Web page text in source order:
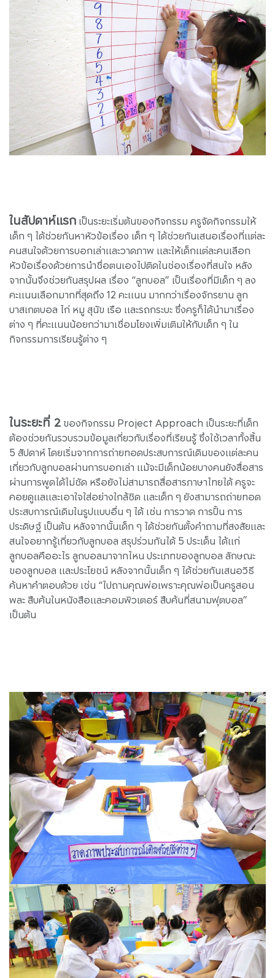
ในสัปดาห์แรกเป็นระยะเริ่มต้นของกิจกรรม ครูจัดกิจกรรมให้
เด็ก ๆ ได้ช่วยกันหาหัวข้อเรื่อง เด็ก ๆ ได้ช่วยกันเสนอเรื่องที่แต่ละ
คนสนใจด้วยการบอกเล่าและวาดภาพ และให้เด็กแต่ละคนเลือก
หัวข้อเรื่องด้วยการนำชื่อตนเองไปติดในช่องเรื่องที่สนใจ หลัง
จากนั้นจึงช่วยกันสรุปผล เรื่อง “ลูกบอล” เป็นเรื่องที่มีเด็ก ๆ ลง
คะแนนเลือกมากที่สุดถึง 12 คะแนน มากกว่าเรื่องจักรยาน ลูก
บาสเกตบอล ไก่ หมู สุนัข เรือ และรถกระบะ ซึ่งครูก็ได้นำมาเรื่อง
ต่าง ๆ ที่คะแนนน้อยกว่ามาเชื่อมโยงเพิ่มเติมให้กับเด็ก ๆ ใน
กิจกรรมการเรียนรู้ต่าง ๆ
ในระยะที่ 2ของกิจกรรม Project Approach เป็นระยะที่เด็ก
ต้องช่วยกันรวบรวมข้อมูลเกี่ยวกับเรื่องที่เรียนรู้ ซึ่งใช้เวลาทั้งสิ้น
5 สัปดาห์ โดยเริ่มจากการถ่ายทอดประสบการณ์เดิมของแต่ละคน
เกี่ยวกับลูกบอลผ่านการบอกเล่า แม้จะมีเด็กน้อยบางคนยังสื่อสาร
ผ่านการพูดได้ไม่ชัด หรือยังไม่สามารถสื่อสารภาษาไทยได้ ครูจะ
คอยดูแลและเอาใจใส่อย่างใกล้ชิด และเด็ก ๆ ยังสามารถถ่ายทอด
ประสบการณ์เดิมในรูปแบบอื่น ๆ ได้ เช่น การวาด การปั้น การ
ประดิษฐ์ เป็นต้น หลังจากนั้นเด็ก ๆ ได้ช่วยกันตั้งคำถามที่สงสัยและ
สนใจอยากรู้เกี่ยวกับลูกบอล สรุปร่วมกันได้ 5 ประเด็น ได้แก่
ลูกบอลคืออะไร ลูกบอลมาจากไหน ประเภทของลูกบอล ลักษณะ
ของลูกบอล และประโยชน์ หลังจากนั้นเด็ก ๆ ได้ช่วยกันเสนอวิธี
ค้นหาคำตอบด้วย เช่น “ไปถามคุณพ่อเพราะคุณพ่อเป็นครูสอน
พละ สืบค้นในหนังสือและคอมพิวเตอร์ สืบค้นที่สนามฟุตบอล”
เป็นต้น